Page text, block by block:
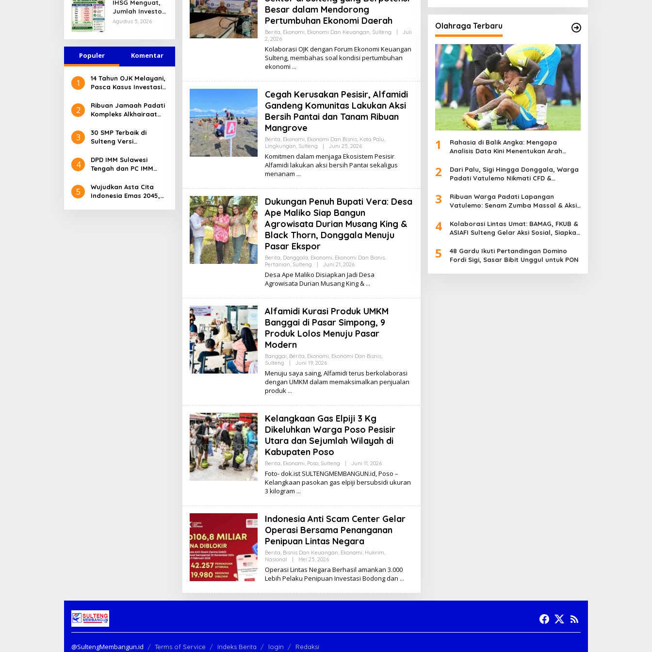
Jasa Keuangan
Tetap Terjaga
IHSG Menguat,
Jumlah Investor
Pasar Modal
Agustus 5, 2026
Populer Komentar
1
14 Tahun OJK Melayani,
Pasca Kasus Investasi
Sulteng Menilai Peran
OJK Sangat Penting
2
Ribuan Jamaah Padati
Kompleks Alkhairaat
Nasional dan Daerah
Hadir
3
30 SMP Terbaik di
Sulteng Versi
4
DPD IMM Sulawesi
Tengah dan PC IMM
Mantan Kapolresta
Palu
5
Wujudkan Asta Cita
Indonesia Emas 2045,
Besar dalam Mendorong
Pertumbuhan Ekonomi Daerah
Berita, Ekonomi, Ekonomi Dan Keuangan, Sulteng
Juli
2, 2026O
E
H
K
K
Kolaborasi OJK dengan Forum Ekonomi Keuangan
Sulteng, membahas soal kondisi pertumbuhan
ekonomi
Cegah Kerusakan Pesisir, Alfamidi
Gandeng Komunitas Lakukan Aksi
Bersih Pantai dan Tanam Ribuan
Mangrove
Berita, Ekonomi, Ekonomi Dan Bisnis, Kota Palu,
Lingkungan, Sulteng Juni 25, 2026O
L
E
H
K
Komitmen dalam menjaga Ekosistem Pesisir
Alfamidi lakukan aksi bersih Pantai sekaligus
menanam
Dukungan Penuh Bupati Vera: Desa
Ape Maliko Siap Bangun
Agrowisata Durian Musang King &
Black Thorn, Donggala Menuju
Pasar Ekspor
Berita, Donggala, Ekonomi, Ekonomi Dan Bisnis,
Pertanian, Sulteng Juni 21, 2026O
L
E
H
I
I
Desa Ape Maliko Disiapkan Jadi Desa
Agrowisata Durian Musang King &
Alfamidi Kurasi Produk UMKM
Banggai di Pasar Simpong, 9
Produk Lolos Menuju Pasar
Modern
Banggai, Berita, Ekonomi, Ekonomi Dan Bisnis,
Sulteng
Juni 19, 2026O
L
E
H
K
Menuju saya saing, Alfamidi terus berkolaborasi
dengan UMKM dalam memaksimalkan penjualan
produk
Kelangkaan Gas Elpiji 3 Kg
Dikeluhkan Warga Poso Pesisir
Utara dan Sejumlah Wilayah di
Kabupaten Poso
Berita, Ekonomi, Poso, Sulteng Juni 11, 2026O
L
E
H
K
Foto- dok.ist SULTENGMEMBANGUN.id, Poso –
Kelangkaan pasokan gas elpiji bersubsidi ukuran
3 kilogram
Indonesia Anti Scam Center Gelar
Operasi Bersama Penanganan
Penipuan Lintas Negara
Berita, Bisnis Dan Keuangan, Ekonomi, Hukrim,
Nasional
Mei 25, 2026O
E
H
I
K
Operasi Lintas Negara Berhasil amankan 3.000
Lebih Pelaku Penipuan Investasi Bodong dan
Olahraga Terbaru
1
Rahasia di Balik Angka: Mengapa
Analisis Data Kini Menentukan Arah
2
Dari Palu, Sigi Hingga Donggala, Warga
Padati Vatulemo Nikmati CFD &
3
Ribuan Warga Padati Lapangan
Vatulemo: Senam Zumba Massal & Aksi
Meriah
4
Kolaborasi Lintas Umat: BAMAG, FKUB &
ASIAFI Sulteng Gelar Aksi Sosial, Siapkan
5
48 Gardu Ikuti Pertandingan Domino
Fordi Sigi, Sasar Bibit Unggul untuk PON
@SultengMembangun.id Terms of Service Indeks Berita login Redaksi